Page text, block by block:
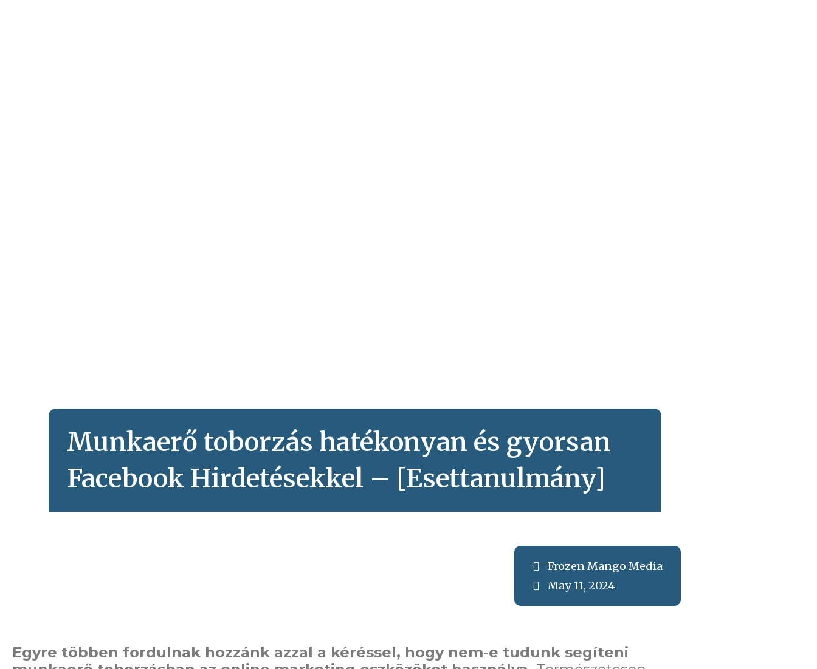
Munkaerő toborzás hatékonyan és gyorsan
Facebook Hirdetésekkel – [Esettanulmány]
Frozen Mango Media
May 11, 2024
Egyre többen fordulnak hozzánk azzal a kéréssel, hogy nem-e tudunk segíteni